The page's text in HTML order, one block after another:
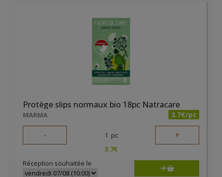
Protège slips normaux bio 18pc Natracare
MARMA 3.7€/pc
- 1 pc +
3.7€
Réception souhaitée le